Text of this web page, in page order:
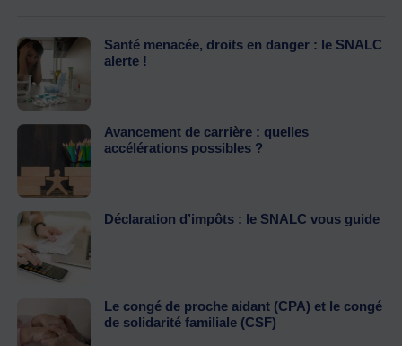
Santé menacée, droits en danger : le SNALC
alerte !
Avancement de carrière : quelles
accélérations possibles ?
Déclaration d’impôts : le SNALC vous guide
Le congé de proche aidant (CPA) et le congé
de solidarité familiale (CSF)